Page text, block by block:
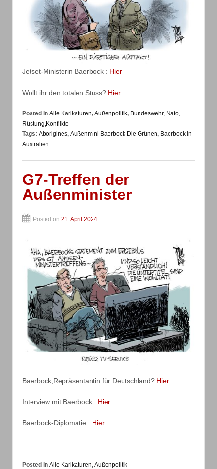
Jetset-Ministerin Baerbock : Hier
Wollt ihr den totalen Stuss? Hier
Posted in Alle Karikaturen, Außenpolitik, Bundeswehr, Nato,
Rüstung,Konflikte
Tags: Aborigines, Außenmini Baerbock Die Grünen, Baerbock in
Australien
G7-Treffen der
Außenminister
Posted on 21. April 2024
Baerbock,Repräsentantin für Deutschland? Hier
Interview mit Baerbock : Hier
Baerbock-Diplomatie : Hier
Posted in Alle Karikaturen, Außenpolitik